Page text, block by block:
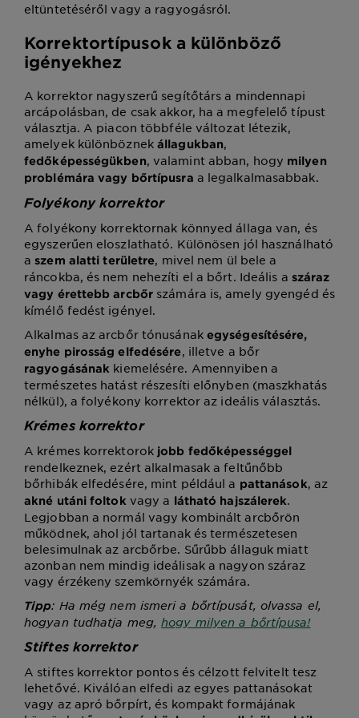
eltüntetéséről vagy a ragyogásról.
Korrektortípusok a különböző
igényekhez
A korrektor nagyszerű segítőtárs a mindennapi
arcápolásban, de csak akkor, ha a megfelelő típust
választja. A piacon többféle változat létezik,
amelyek különböznekállagukban,
fedőképességükben, valamint abban, hogy milyen
problémára vagy bőrtípusra a legalkalmasabbak.
Folyékony korrektor
A folyékony korrektornak könnyed állaga van, és
egyszerűen eloszlatható. Különösen jól használható
aszem alatti területre, mivel nem ül bele a
ráncokba, és nem nehezíti el a bőrt. Ideális a száraz
vagy érettebb arcbőr számára is, amely gyengéd és
kímélő fedést igényel.
Alkalmas az arcbőr tónusának egységesítésére,
enyhe pirosság elfedésére, illetve a bőr
ragyogásának kiemelésére. Amennyiben a
természetes hatást részesíti előnyben (maszkhatás
nélkül), a folyékony korrektor az ideális választás.
Krémes korrektor
A krémes korrektorok jobb fedőképességgel
rendelkeznek, ezért alkalmasak a feltűnőbb
bőrhibák elfedésére, mint például a pattanások, az
akné utáni foltok vagy a látható hajszálerek.
Legjobban a normál vagy kombinált arcbőrön
működnek, ahol jól tartanak és természetesen
belesimulnak az arcbőrbe. Sűrűbb állaguk miatt
azonban nem mindig ideálisak a nagyon száraz
vagy érzékeny szemkörnyék számára.
Tipp: Ha még nem ismeri a bőrtípusát, olvassa el,
hogyan tudhatja meg,hogy milyen a bőrtípusa!
Stiftes korrektor
A stiftes korrektor pontos és célzott felvitelt tesz
lehetővé. Kiválóan elfedi az egyes pattanásokat
vagy az apró bőrpírt, és kompakt formájának